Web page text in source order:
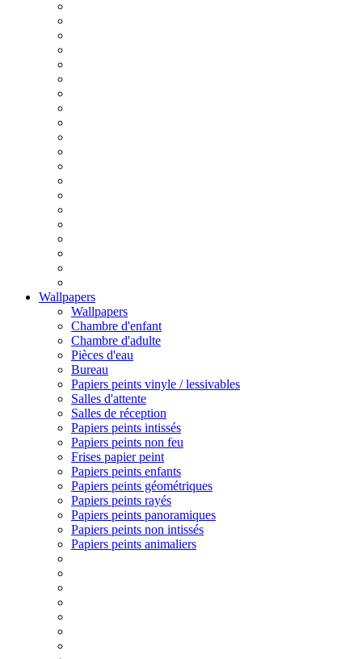
Wallpapers
Wallpapers
Chambre d'enfant
Chambre d'adulte
Pièces d'eau
Bureau
Papiers peints vinyle / lessivables
Salles d'attente
Salles de réception
Papiers peints intissés
Papiers peints non feu
Frises papier peint
Papiers peints enfants
Papiers peints géométriques
Papiers peints rayés
Papiers peints panoramiques
Papiers peints non intissés
Papiers peints animaliers